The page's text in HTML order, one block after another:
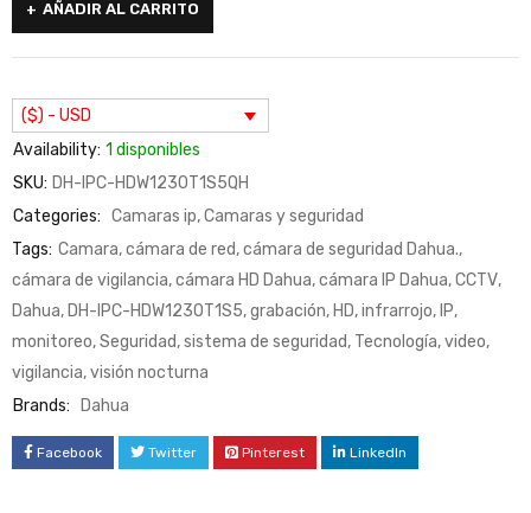
AÑADIR AL CARRITO
($) - USD
Availability: 1 disponibles
SKU: DH-IPC-HDW1230T1S5QH
Categories: Camaras ip,Camaras y seguridad
Tags: Camara,cámara de red,cámara de seguridad Dahua.,
cámara de vigilancia,cámara HD Dahua,cámara IP Dahua,CCTV,
Dahua, DH-IPC-HDW1230T1S5,grabación, HD,infrarrojo, IP,
monitoreo,Seguridad,sistema de seguridad, Tecnología,video,
vigilancia,visión nocturna
Brands:
Dahua
Facebook Twitter Pinterest LinkedIn